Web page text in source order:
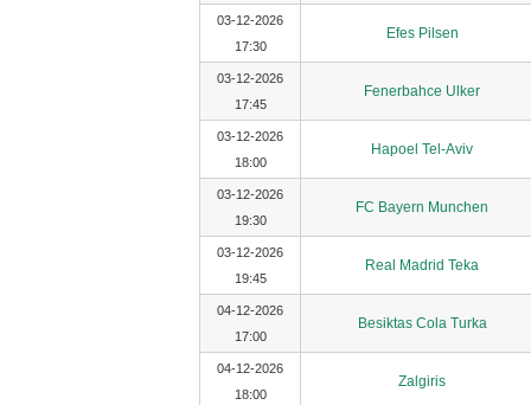
03-12-2026
17:30
Efes Pilsen
03-12-2026
17:45
Fenerbahce Ulker
03-12-2026
18:00
Hapoel Tel-Aviv
03-12-2026
19:30
FC Bayern Munchen
03-12-2026
19:45
Real Madrid Teka
04-12-2026
17:00
Besiktas Cola Turka
04-12-2026
18:00
Zalgiris